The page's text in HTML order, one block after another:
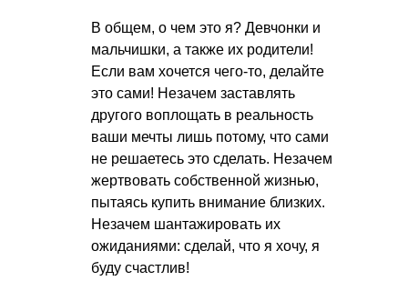
В общем, о чем это я? Девчонки и
мальчишки, а также их родители!
Если вам хочется чего-то, делайте
это сами! Незачем заставлять
другого воплощать в реальность
ваши мечты лишь потому, что сами
не решаетесь это сделать. Незачем
жертвовать собственной жизнью,
пытаясь купить внимание близких.
Незачем шантажировать их
ожиданиями: сделай, что я хочу, я
буду счастлив!